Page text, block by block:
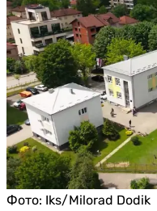
Фото: Iks/Milorad Dodik